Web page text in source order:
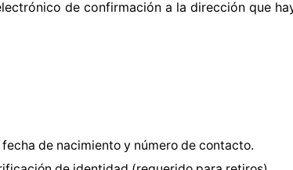
de confirmación a la dirección que
de nacimiento y número de contacto.